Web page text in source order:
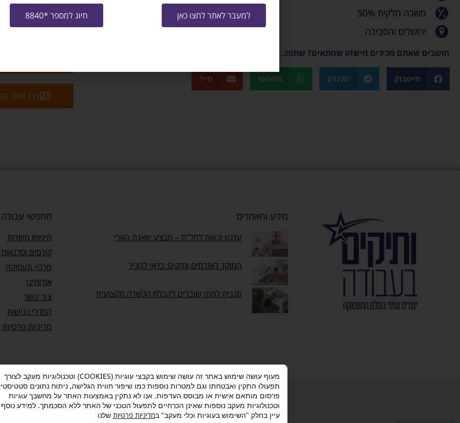
משרה חלקית 50%
ירושלים והסביבה
חושבים שאתם מכירים מישהו שמתאים? שתפו...
פייסבוק טלגרם ווטסאפ מייל
צרו איתי
מידע ומאמרים
עדכון זכאות לחל”ת – מבצע שאגת הארי
המוקד לאזרחים ותיקים: כדאי להכיר
תכנית למתן שוברים לקבלת הכשרה מקצועית
מחפשי עבודה
חיפוש משרות
קורסים וסדנאות
מרכזי תעסוקה
אודותינו
צור קשר
הסדרי נגישות
מדיניות פרטיות
מדיניות פרטיות–תנאי שימוש– אישור הצטרפות לתוכנית “ותיקים בעבודה”
מעוף עושה שימוש באתר זה עושה שימוש בקבצי עוגיות (COOKIES) וטכנולוגיות מעקב לצורך
תפעולו התקין ואבטחתו וגם למטרות נוספות כמו שיפור חווית הגלישה, ניתוח נתונים
פרסום מותאם אישית או מבוסס העדפות. אנו לא נתקין באמצעות האתר על מחשבך עוגיות
וטכנולוגיות מעקב נוספות שאינן הכרחיים לתפעול הטכני של האתר ללא הסכמתך. למידע
עיין בחלק "השימוש בעוגיות וכלי מעקב" במדיניות פרטיות שלנו
למעבר לאתר לחצו כאן חיוג למספר *8840